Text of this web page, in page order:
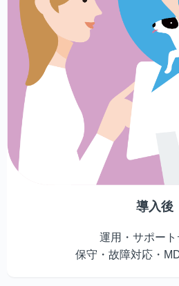
導入後
運用・サポート
保守・故障対応・